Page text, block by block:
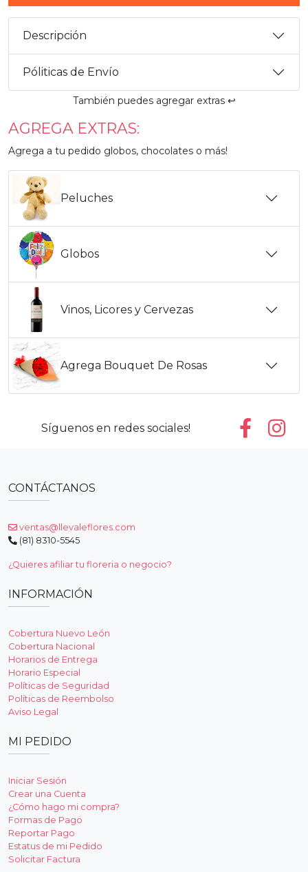
Descripción
Póliticas de Envío
También puedes agregar extras ↩️
AGREGA EXTRAS:
Agrega a tu pedido globos, chocolates o más!
Peluches
Globos
Vinos, Licores y Cervezas
Agrega Bouquet De Rosas
Síguenos en redes sociales!
CONTÁCTANOS
ventas@llevaleflores.com
(81) 8310-5545
¿Quieres afiliar tu floreria o negocio?
INFORMACIÓN
Cobertura Nuevo León
Cobertura Nacional
Horarios de Entrega
Horario Especial
Políticas de Seguridad
Políticas de Reembolso
Aviso Legal
MI PEDIDO
Iniciar Sesión
Crear una Cuenta
¿Cómo hago mi compra?
Formas de Pago
Reportar Pago
Estatus de mi Pedido
Solicitar Factura